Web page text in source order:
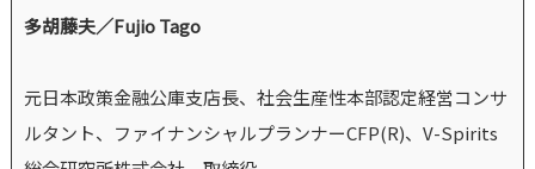
多胡藤夫／Fujio Tago
元日本政策金融公庫支店長、社会生産性本部認定経営コンサ
ルタント、ファイナンシャルプランナーCFP(R)、V-Spirits